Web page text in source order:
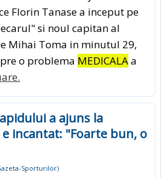
Florin Tanase a inceput pe
si noul capitan al
Mihai Toma in minutul 29,
o problema MEDICALAa
a ajuns la
incantat: "Foarte bun, o
Sporturilor)